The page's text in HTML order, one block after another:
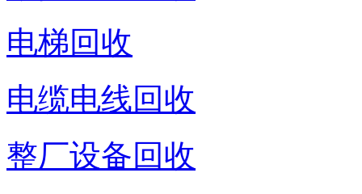
电梯回收
电缆电线回收
整厂设备回收